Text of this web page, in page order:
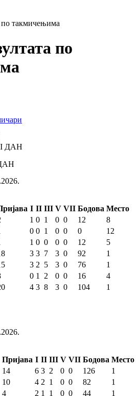
по такмичењима
по
I II III V VII Бодова Место
1 0 1 0 0 12
8
0 0 1 0 0 0
12
1 0 0 0 0 12 5
3 3 7 3 0 92
1
3 2 5 3 0 76
1
0 1 2 0 0 16
4
4 3 8 3 0 104 1
Пријава I II III V VII Бодова Место
14 6 3 2 0 0 126
1
10 4 2 1 0 0 82
1
4 2 1 1 0 0 44 1